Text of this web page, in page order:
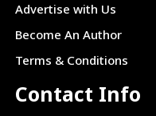
Advertise with Us
Become An Author
Terms & Conditions
Contact Info